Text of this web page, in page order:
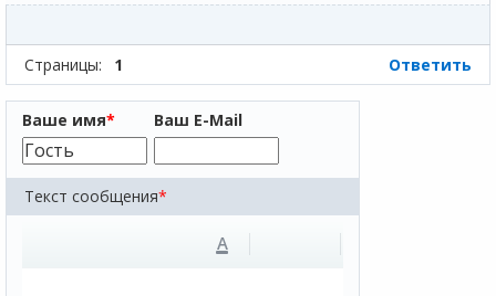
Страницы: 1 Ответить
Ваше имя* Ваш E-Mail
Текст сообщения*
A